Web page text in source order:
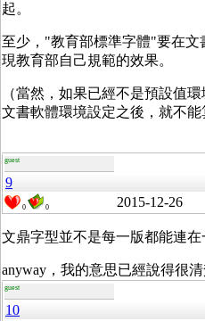
起。
至少，"教育部標準字體"要在
現教育部自己規範的效果。
（當然，如果已經不是預設值
文書軟體環境設定之後，就不能
guest
9
0 0 2015-12-26
文鼎字型並不是每一版都能連在
anyway，我的意思已經說得很
guest
10